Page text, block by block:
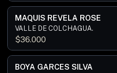
MAQUIS REVELA ROSE
VALLE DE COLCHAGUA.
$36.000
BOYA GARCES SILVA